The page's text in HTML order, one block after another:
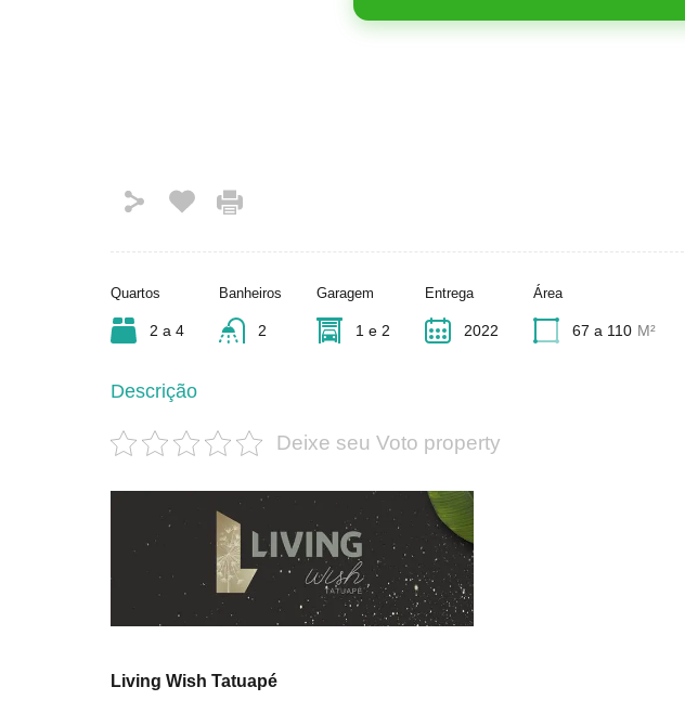
Quartos
2 a 4
Banheiros
2
Garagem
1 e 2
Entrega
2022
Área
67 a 110 M²
Descrição
Deixe seu Voto property
Living Wish Tatuapé